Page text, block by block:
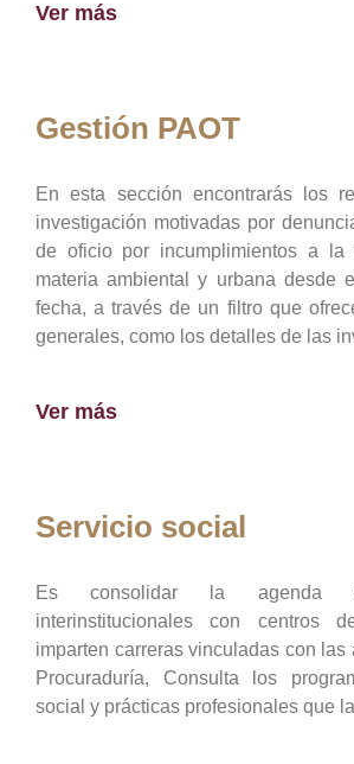
Ver más
Gestión PAOT
En esta sección encontrarás los
investigación motivadas por
de oficio por incumplimientos a la
materia ambiental y urbana desde
fecha, a través de un filtro que
generales, como los detalles de las
Ver más
Servicio social
Es consolidar la agenda
interinstitucionales con centros
imparten carreras vinculadas con las
Procuraduría, Consulta los
social y prácticas profesionales que